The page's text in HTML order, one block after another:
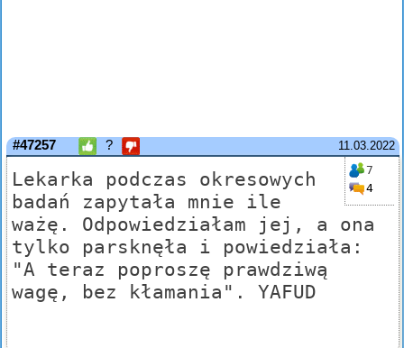
11.03.2022
#47257 ?
7
4
Lekarka podczas okresowych
badań zapytała mnie ile
ważę. Odpowiedziałam jej, a ona
tylko parsknęła i powiedziała:
"A teraz poproszę prawdziwą
wagę, bez kłamania". YAFUD